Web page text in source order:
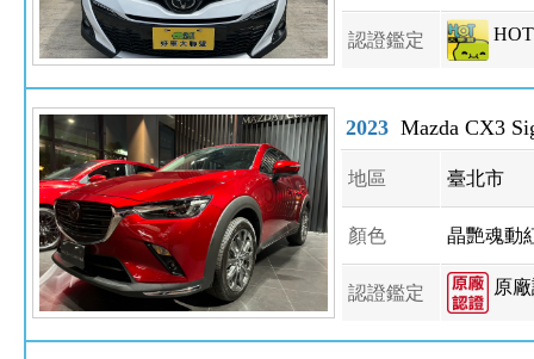
認證鑑定
2023 Mazda CX3
地區 臺北市
顏色 晶艷魂動
認證鑑定 原